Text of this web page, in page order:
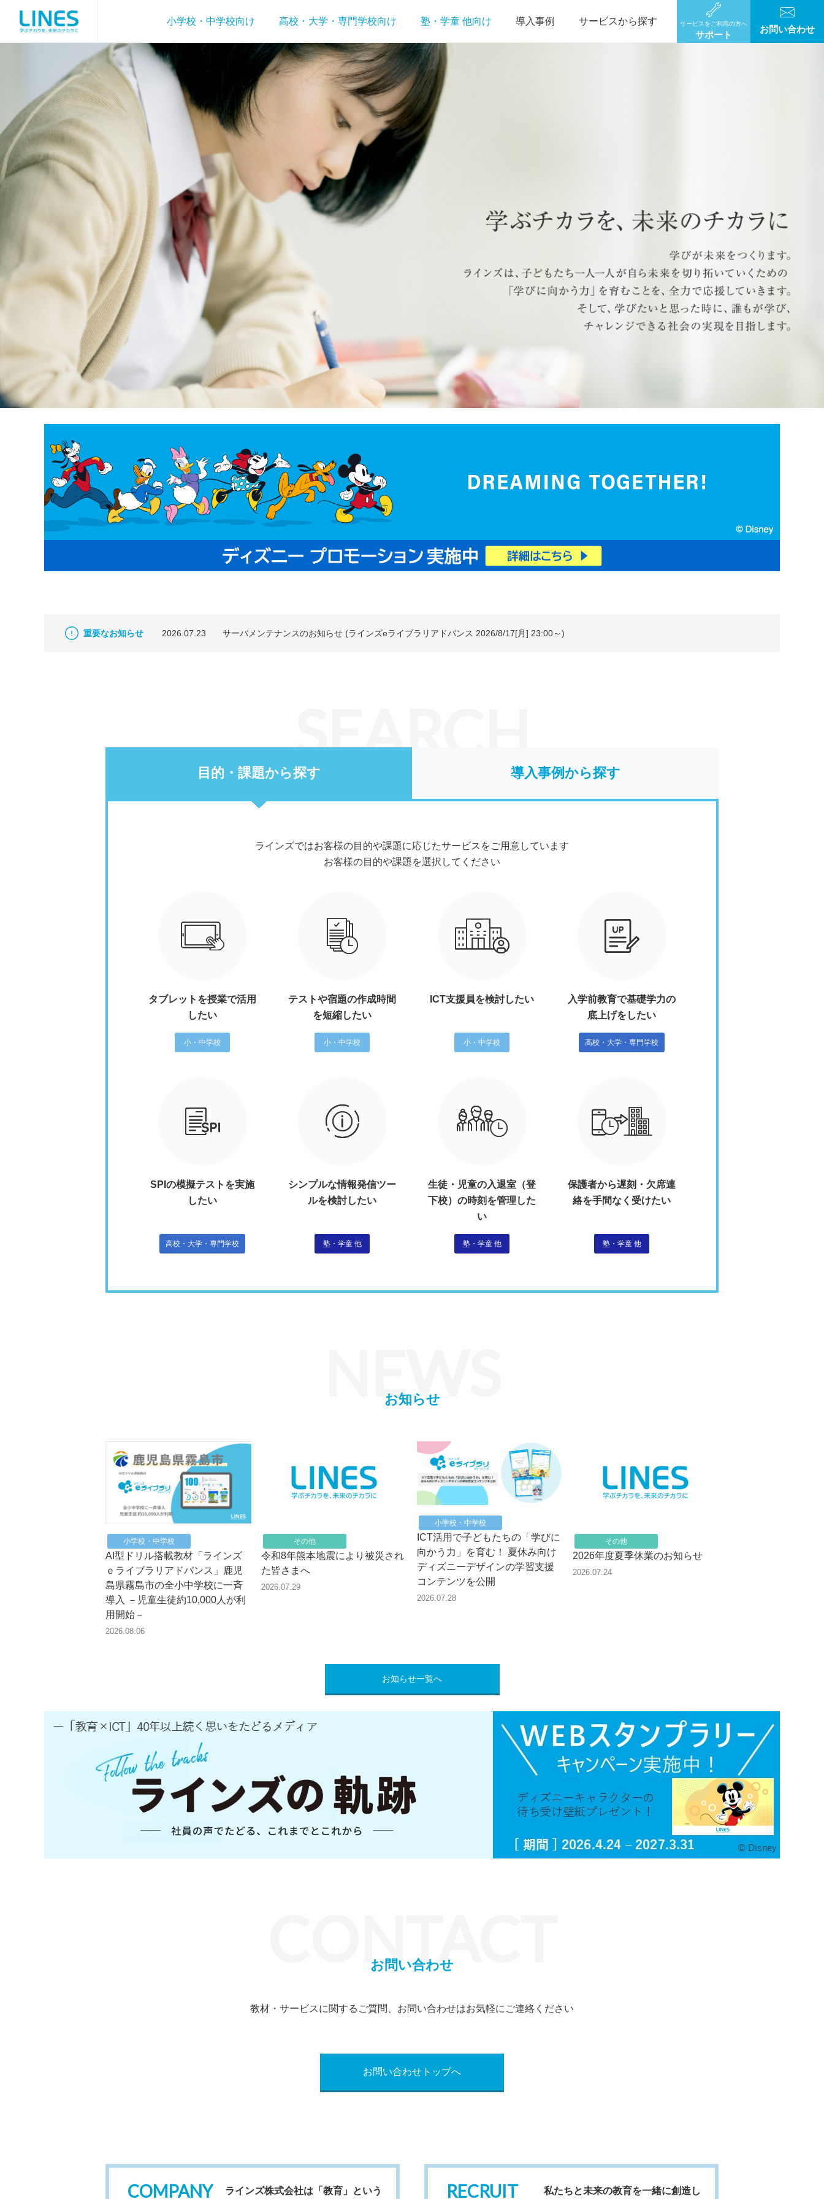
小学校・中学校向け 高校・大学・専門学校向け 塾・学童 他向け 導入事例 サービスから探す サービスをご利用の方へ
サポート
お問い合わせ
重要なお知らせ 2026.07.23 サーバメンテナンスのお知らせ (ラインズeライブラリアドバンス 2026/8/17[月] 23:00～)
SEARCH
目的・課題から探す 導入事例から探す
ラインズではお客様の目的や課題に応じたサービスをご用意しています
お客様の目的や課題を選択してください
タブレットを授業で活用
したい
小・中学校
テストや宿題の作成時間
を短縮したい
小・中学校
ICT支援員を検討したい
小・中学校
入学前教育で基礎学力の
底上げをしたい
高校・大学・専門学校
SPIの模擬テストを実施
したい
高校・大学・専門学校
シンプルな情報発信ツー
ルを検討したい
塾・学童 他
生徒・児童の入退室（登
下校）の時刻を管理した
い
塾・学童 他
保護者から遅刻・欠席連
絡を手間なく受けたい
塾・学童 他
NEWS
お知らせ
小学校・中学校
AI型ドリル搭載教材「ラインズ
ｅライブラリアドバンス」鹿児
島県霧島市の全小中学校に一斉
導入 －児童生徒約10,000人が利
用開始－
2026.08.06
その他
令和8年熊本地震により被災され
た皆さまへ
2026.07.29
小学校・中学校
ICT活用で子どもたちの「学びに
向かう力」を育む！ 夏休み向け
ディズニーデザインの学習支援
コンテンツを公開
2026.07.28
その他
2026年度夏季休業のお知らせ
2026.07.24
お知らせ一覧へ
CONTACT
お問い合わせ
教材・サービスに関するご質問、お問い合わせはお気軽にご連絡ください
お問い合わせトップへ
COMPANY ラインズ株式会社は「教育」という RECRUIT 私たちと未来の教育を一緒に創造し